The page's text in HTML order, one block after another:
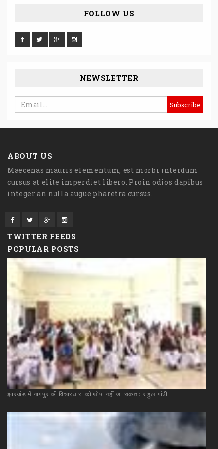
FOLLOW US
NEWSLETTER
ABOUT US
Maecenas mauris elementum, est morbi interdum
cursus at elite imperdiet libero. Proin odios dapibus
integer an nulla augue pharetra cursus.
TWITTER FEEDS
POPULAR POSTS
झारखंड में नागपुर की विचारधारा को थोपा नहीं जा सकताः राहुल गांधी